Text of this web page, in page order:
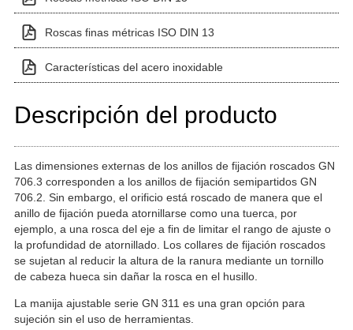
Roscas finas métricas ISO DIN 13
Características del acero inoxidable
Descripción del producto
Las dimensiones externas de los anillos de fijación roscados GN
706.3 corresponden a los anillos de fijación semipartidos GN
706.2. Sin embargo, el orificio está roscado de manera que el
anillo de fijación pueda atornillarse como una tuerca, por
ejemplo, a una rosca del eje a fin de limitar el rango de ajuste o
la profundidad de atornillado. Los collares de fijación roscados
se sujetan al reducir la altura de la ranura mediante un tornillo
de cabeza hueca sin dañar la rosca en el husillo.
La manija ajustable serie GN 311 es una gran opción para
sujeción sin el uso de herramientas.